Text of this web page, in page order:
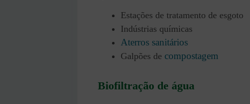
Estações de tratamento de esgoto
Indústrias químicas
Aterros sanitários
Galpões de compostagem
Biofiltração de água